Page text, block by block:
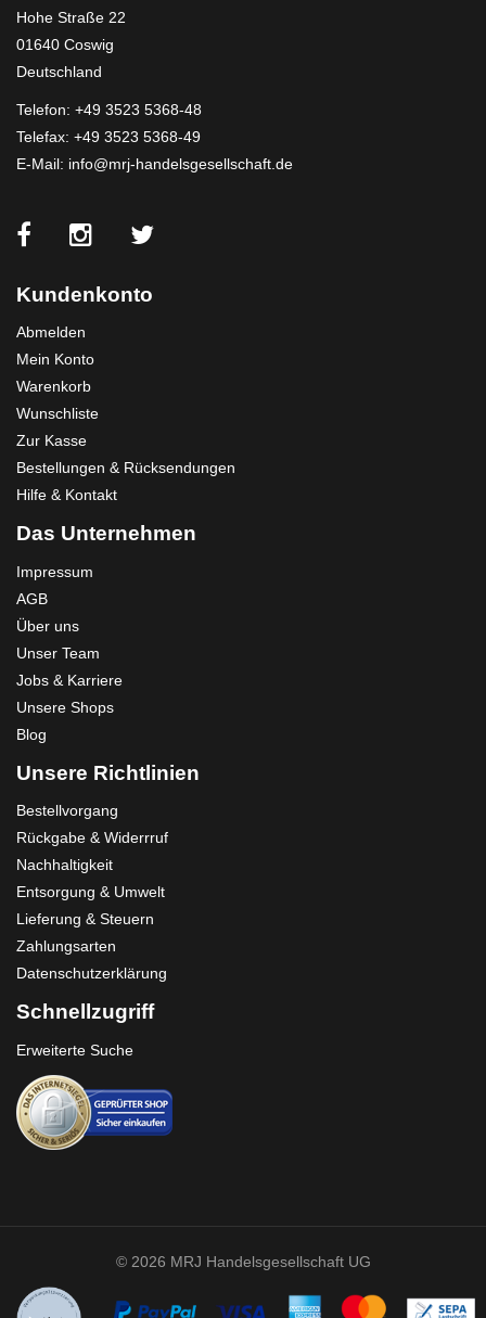
Hohe Straße 22
01640 Coswig
Deutschland
Telefon: +49 3523 5368-48
Telefax: +49 3523 5368-49
E-Mail: info@mrj-handelsgesellschaft.de
Kundenkonto
Abmelden
Mein Konto
Warenkorb
Wunschliste
Zur Kasse
Bestellungen & Rücksendungen
Hilfe & Kontakt
Das Unternehmen
Impressum
AGB
Über uns
Unser Team
Jobs & Karriere
Unsere Shops
Blog
Unsere Richtlinien
Bestellvorgang
Rückgabe & Widerrruf
Nachhaltigkeit
Entsorgung & Umwelt
Lieferung & Steuern
Zahlungsarten
Datenschutzerklärung
Schnellzugriff
Erweiterte Suche
© 2026 MRJ Handelsgesellschaft UG